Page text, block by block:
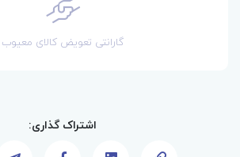
گارانتی تعویض کالای معیوب
اشتراک گذاری: